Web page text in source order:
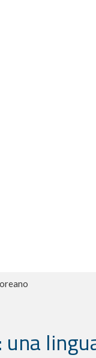
una